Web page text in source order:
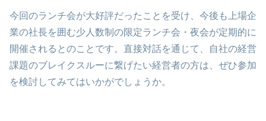
今回のランチ会が大好評だったことを受け、今後も上場企
業の社長を囲む少人数制の限定ランチ会・夜会が定期的に
開催されるとのことです。直接対話を通じて、自社の経営
課題のブレイクスルーに繋げたい経営者の方は、ぜひ参加
を検討してみてはいかがでしょうか。